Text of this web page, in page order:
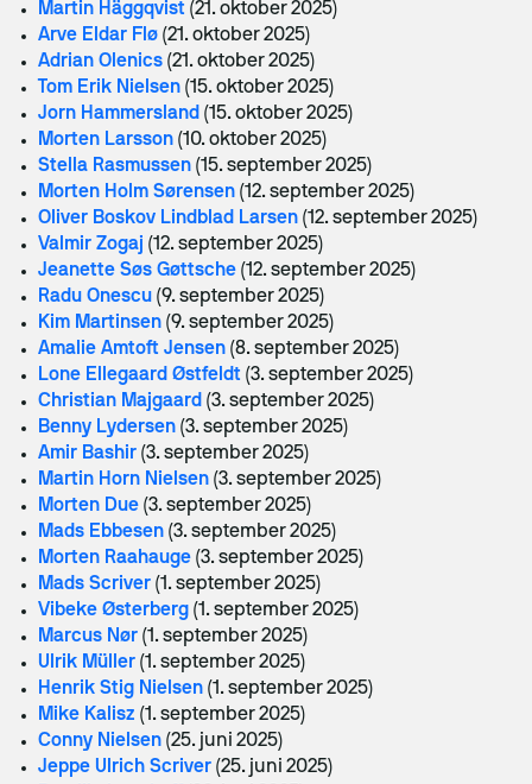
Martin Häggqvist (21. oktober 2025)
Arve Eldar Flø (21. oktober 2025)
Adrian Olenics (21. oktober 2025)
Tom Erik Nielsen (15. oktober 2025)
Jorn Hammersland (15. oktober 2025)
Morten Larsson (10. oktober 2025)
Stella Rasmussen (15. september 2025)
Morten Holm Sørensen (12. september 2025)
Oliver Boskov Lindblad Larsen (12. september 2025)
Valmir Zogaj (12. september 2025)
Jeanette Søs Gøttsche (12. september 2025)
Radu Onescu (9. september 2025)
Kim Martinsen (9. september 2025)
Amalie Amtoft Jensen (8. september 2025)
Lone Ellegaard Østfeldt (3. september 2025)
Christian Majgaard (3. september 2025)
Benny Lydersen (3. september 2025)
Amir Bashir (3. september 2025)
Martin Horn Nielsen (3. september 2025)
Morten Due (3. september 2025)
Mads Ebbesen (3. september 2025)
Morten Raahauge (3. september 2025)
Mads Scriver (1. september 2025)
Vibeke Østerberg (1. september 2025)
Marcus Nør (1. september 2025)
Ulrik Müller (1. september 2025)
Henrik Stig Nielsen (1. september 2025)
Mike Kalisz (1. september 2025)
Conny Nielsen (25. juni 2025)
Jeppe Ulrich Scriver (25. juni 2025)